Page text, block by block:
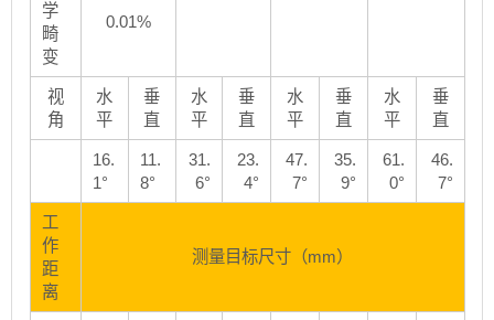
学
畸
变
0.01%
视
角
水
平
垂
直
水
平
垂
直
水
平
垂
直
水
平
垂
直
16.
1°
11.
8°
31.
6°
23.
4°
47.
7°
35.
9°
61.
0°
46.
7°
工
作
距
离
测量目标尺寸（mm）